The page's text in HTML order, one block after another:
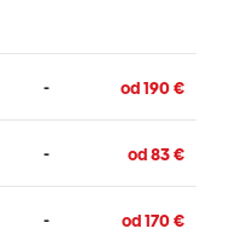
- od 190 €
- od 83 €
- od 170 €